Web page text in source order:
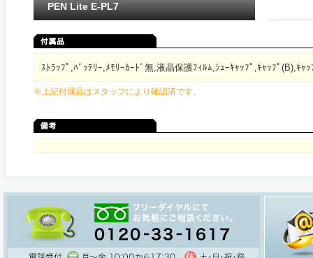
PEN Lite E-PL7
ｽﾄﾗｯﾌﾟ,ﾊﾞｯﾃﾘｰ,ﾒﾓﾘｰｶｰﾄﾞ無,液晶保護ﾌｨﾙﾑ,ｼｭｰｷｬｯﾌﾟ,ｷｬｯﾌﾟ(B),ｷｬｯ
※上記付属品はスタッフにより確認済です。